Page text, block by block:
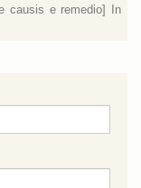
causis e remedio] In